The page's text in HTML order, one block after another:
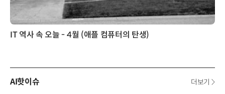
IT 역사 속 오늘 - 4월 (애플 컴퓨터의 탄생)
AI핫이슈 더보기